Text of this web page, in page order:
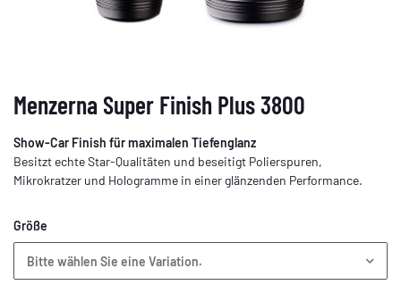
Menzerna Super Finish Plus 3800
Show-Car Finish für maximalen Tiefenglanz
Besitzt echte Star-Qualitäten und beseitigt Polierspuren,
Mikrokratzer und Hologramme in einer glänzenden Performance.
Größe
Bitte wählen Sie eine Variation.